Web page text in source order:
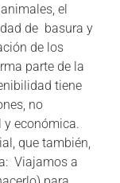
el
de basura y
de los
parte de la
tiene
no
económica.
que también,
Viajamos a